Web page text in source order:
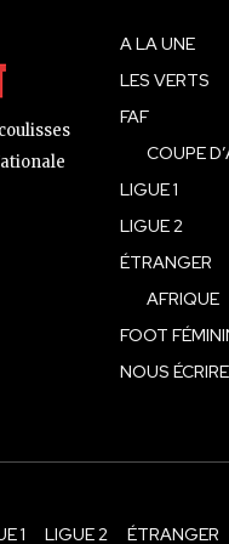
A LA UNE
LES VERTS
FAF
COUPE
LIGUE 1
LIGUE 2
ÉTRANGER
AFRIQUE
FOOT
NOUS ÉCRIRE
1 LIGUE 2 ÉTRANGER